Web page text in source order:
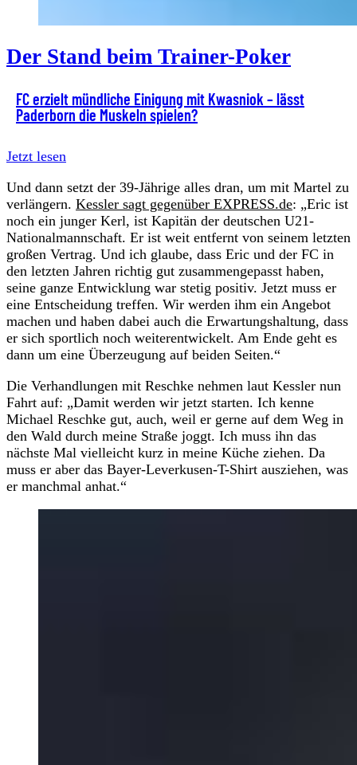
Der Stand beim Trainer-Poker
FC erzielt mündliche Einigung mit Kwasniok – lässt
Paderborn die Muskeln spielen?
Jetzt lesen
Und dann setzt der 39-Jährige alles dran, um mit Martel zu
verlängern. Kessler sagt gegenüber EXPRESS.de: „Eric ist
noch ein junger Kerl, ist Kapitän der deutschen U21-
Nationalmannschaft. Er ist weit entfernt von seinem letzten
großen Vertrag. Und ich glaube, dass Eric und der FC in
den letzten Jahren richtig gut zusammengepasst haben,
seine ganze Entwicklung war stetig positiv. Jetzt muss er
eine Entscheidung treffen. Wir werden ihm ein Angebot
machen und haben dabei auch die Erwartungshaltung, dass
er sich sportlich noch weiterentwickelt. Am Ende geht es
dann um eine Überzeugung auf beiden Seiten.“
Die Verhandlungen mit Reschke nehmen laut Kessler nun
Fahrt auf: „Damit werden wir jetzt starten. Ich kenne
Michael Reschke gut, auch, weil er gerne auf dem Weg in
den Wald durch meine Straße joggt. Ich muss ihn das
nächste Mal vielleicht kurz in meine Küche ziehen. Da
muss er aber das Bayer-Leverkusen-T-Shirt ausziehen, was
er manchmal anhat.“